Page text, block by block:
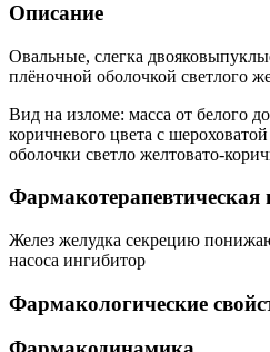
Описание
Овальные, слегка
плёночной оболочкой светлого
Вид на изломе: масса от белого
коричневого цвета с
оболочки светло желтовато-
Фармакотерапевтическая
Желез желудка секрецию
насоса ингибитор
Фармакологические